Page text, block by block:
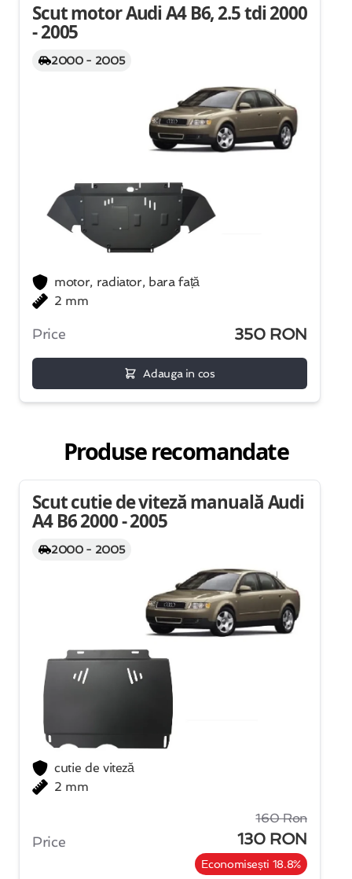
Scut motor Audi A4 B6, 2.5 tdi 2000
- 2005
2000 - 2005
motor, radiator, bara față
2 mm
Price 350 RON
Adauga in cos
Produse recomandate
Scut cutie de viteză manuală Audi
A4 B6 2000 - 2005
2000 - 2005
cutie de viteză
2 mm
Price
160 Ron
130 RON
Economisești 18.8%